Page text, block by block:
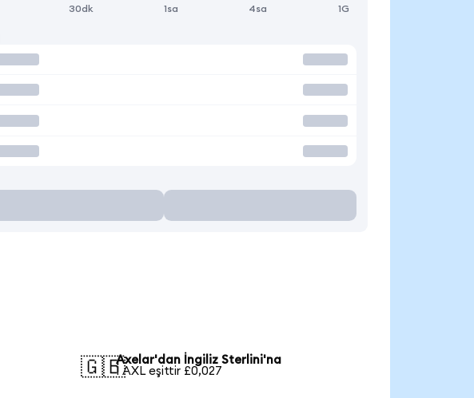
30dk 1sa 4sa 1G
🇬🇧Axelar'dan İngiliz Sterlini'na
1 AXL eşittir £0,027